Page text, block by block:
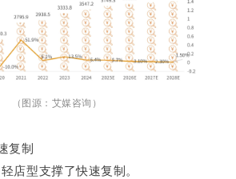
（图源：艾媒咨询）
复制
店型支撑了快速复制。